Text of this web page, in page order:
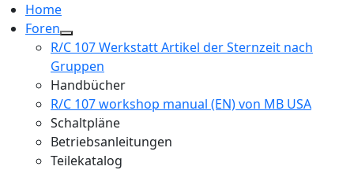
Home
Foren
R/C 107 Werkstatt Artikel der Sternzeit nach
Gruppen
Handbücher
R/C 107 workshop manual (EN) von MB USA
Schaltpläne
Betriebsanleitungen
Teilekatalog